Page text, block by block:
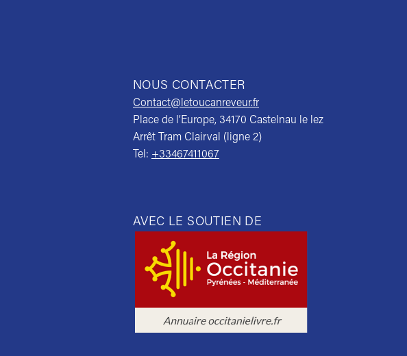
NOUS CONTACTER
Contact@letoucanreveur.fr
Place de l’Europe, 34170 Castelnau le lez
Arrêt Tram Clairval (ligne 2)
Tel: +33467411067
AVEC LE SOUTIEN DE